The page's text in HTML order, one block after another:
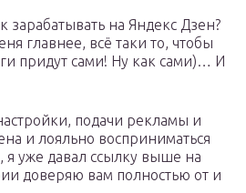
на Яндекс Дзен?
главнее, всё таки то, чтобы
придут сами! Ну как сами)… И
подачи рекламы и
и лояльно восприниматься
я уже давал ссылку выше на
доверяю вам полностью от и